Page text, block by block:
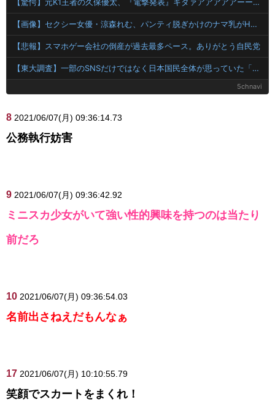
【画像】セクシー女優・涼森れむ、パンティ脱ぎかけのナマ乳がHすぎる
【悲報】スマホゲー会社の倒産が過去最多ペース。ありがとう自民党
【東大調査】一部のSNSだけではなく日本国民全体が思っていた「外国人受け入れ反対」大幅増20.7%↑56.3%
5chnavi
8 2021/06/07(月) 09:36:14.73
公務執行妨害
9 2021/06/07(月) 09:36:42.92
ミニスカ少女がいて強い性的興味を持つのは当たり
前だろ
10 2021/06/07(月) 09:36:54.03
名前出さねえだもんなぁ
17 2021/06/07(月) 10:10:55.79
笑顔でスカートをまくれ！